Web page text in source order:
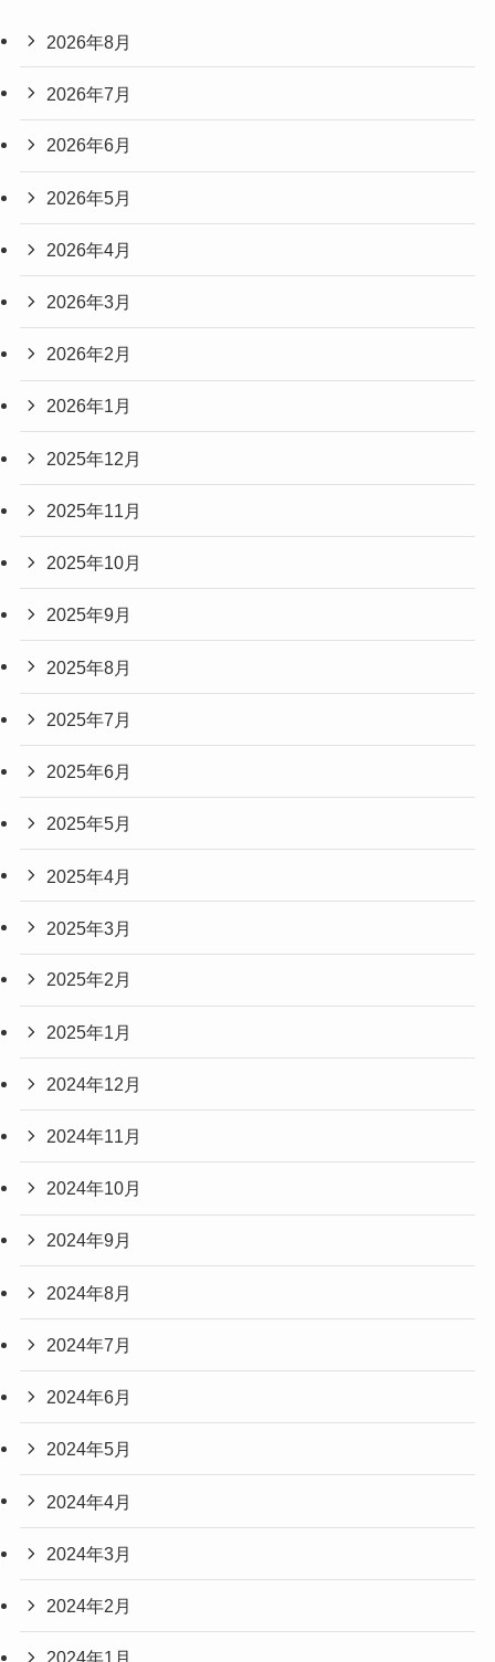
2026年8月
2026年7月
2026年6月
2026年5月
2026年4月
2026年3月
2026年2月
2026年1月
2025年12月
2025年11月
2025年10月
2025年9月
2025年8月
2025年7月
2025年6月
2025年5月
2025年4月
2025年3月
2025年2月
2025年1月
2024年12月
2024年11月
2024年10月
2024年9月
2024年8月
2024年7月
2024年6月
2024年5月
2024年4月
2024年3月
2024年2月
2024年1月